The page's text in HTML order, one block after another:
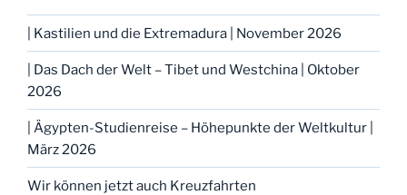
| Kastilien und die Extremadura | November 2026
| Das Dach der Welt – Tibet und Westchina | Oktober
2026
| Ägypten-Studienreise – Höhepunkte der Weltkultur |
März 2026
Wir können jetzt auch Kreuzfahrten